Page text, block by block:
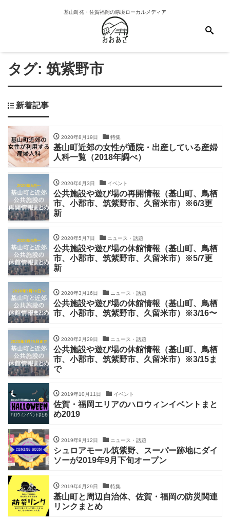
基山町発・佐賀福岡の県境ローカルメディア
タグ: 筑紫野市
新着記事
2020年8月19日 特集
基山町近郊の女性が通院・出産している産婦
人科一覧（2018年調べ）
2020年6月3日 イベント
公共施設や遊び場の再開情報（基山町、鳥栖
市、小郡市、筑紫野市、久留米市）※6/3更
新
2020年5月7日 ニュース・話題
公共施設や遊び場の休館情報（基山町、鳥栖
市、小郡市、筑紫野市、久留米市）※5/7更
新
2020年3月16日 ニュース・話題
公共施設や遊び場の休館情報（基山町、鳥栖
市、小郡市、筑紫野市、久留米市）※3/16〜
2020年2月29日 ニュース・話題
公共施設や遊び場の休館情報（基山町、鳥栖
市、小郡市、筑紫野市、久留米市）※3/15ま
で
2019年10月11日 イベント
佐賀・福岡エリアのハロウィンイベントまと
め2019
2019年9月12日 ニュース・話題
シュロアモール筑紫野、スーパー跡地にダイ
ソーが2019年9月下旬オープン
2019年6月29日 特集
基山町と周辺自治体、佐賀・福岡の防災関連
リンクまとめ